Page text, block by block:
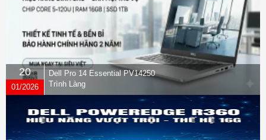
20
01/2026
Dell Pro 14 Essential PV14250
Trình Làng